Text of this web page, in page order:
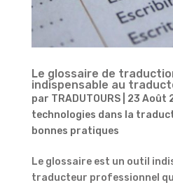
Le glossaire de
indispensable au
par TRADUTOURS| 23 Août
technologies dans la
bonnes pratiques
Le glossaire est un outil
traducteur professionnel